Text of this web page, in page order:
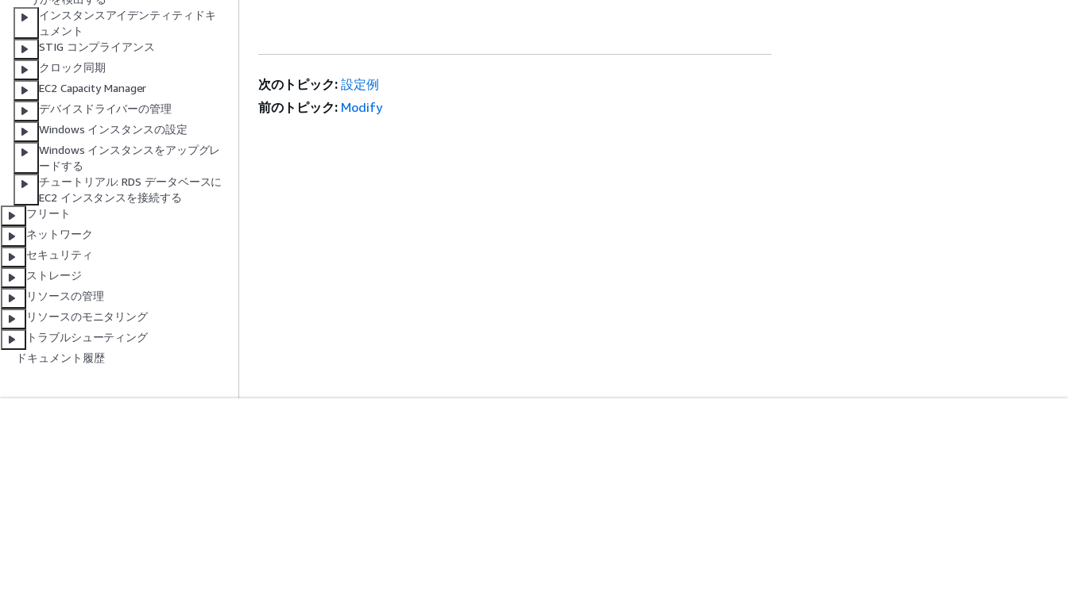
インスタンスアイデンティティドキ
ュメント
STIG コンプライアンス
クロック同期
EC2 Capacity Manager
デバイスドライバーの管理
Windows インスタンスの設定
Windows インスタンスをアップグレ
ードする
チュートリアル: RDS データベースに
EC2 インスタンスを接続する
フリート
ネットワーク
セキュリティ
ストレージ
リソースの管理
リソースのモニタリング
トラブルシューティング
ドキュメント履歴
次のトピック: 設定例
前のトピック: Modify